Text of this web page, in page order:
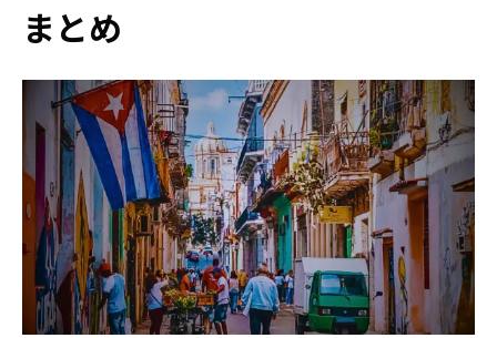
まとめ